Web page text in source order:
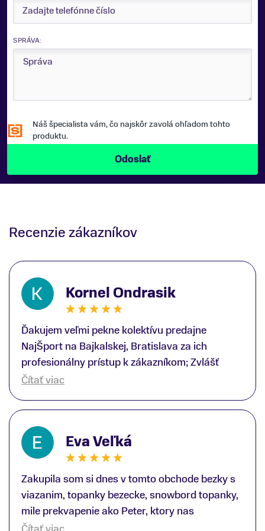
SPRÁVA:
Náš špecialista vám, čo najskôr zavolá ohľadom tohto
produktu.
Recenzie zákazníkov
Kornel Ondrasik
Ďakujem veľmi pekne kolektívu predajne
NajŠport na Bajkalskej, Bratislava za ich
profesionálny prístup k zákazníkom; Zvlášť
ďakujem špecialistovi Martinovi Gunišovi za
lyžiarskej obuvi, ako aj prilby.. všetko značka
Atomic; Pán Martin Guniš mi svojou
odbornosťou otvoril nové obzory a dozvedel
som sa, vďaka jeho profesionálnemu prístupu k
zákazníkovi, up-to-date informácie o nových
trendoch v lyžiarských technológiách; Z
predajne NajŠport som odchádzal s nakúpom
nového lyžiarského vybavenia nielen ako veľmi
Čítať viac
Eva Veľká
Zakupila som si dnes v tomto obchode bezky s
viazanim, topanky bezecke, snowbord topanky,
mile prekvapenie ako Peter, ktory nas
obsluhoval mal prehlad, poradil nam super. Za